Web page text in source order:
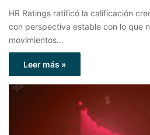
HR Ratings ratificó la calificación
con perspectiva estable con lo que
movimientos…
Leer más »